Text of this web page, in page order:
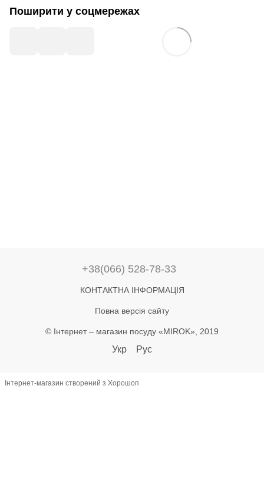
Поширити у соцмережах
+38(066) 528-78-33
КОНТАКТНА ІНФОРМАЦІЯ
Повна версія сайту
© Інтернет – магазин посуду «MIROK», 2019
Укр Рус
Інтернет-магазин створений з Хорошоп